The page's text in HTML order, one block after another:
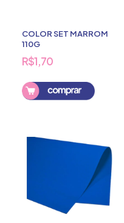
COLOR SET MARROM
110G
R$1,70